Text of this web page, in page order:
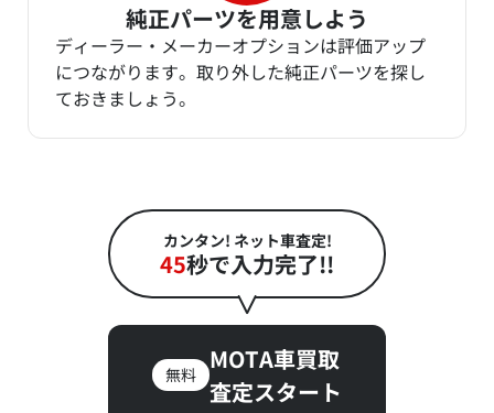
純正パーツを用意しよう
ディーラー・メーカーオプションは評価アップ
につながります。取り外した純正パーツを探し
ておきましょう。
カンタン! ネット車査定!
45秒で入力完了!!
無料
MOTA車買取
査定スタート